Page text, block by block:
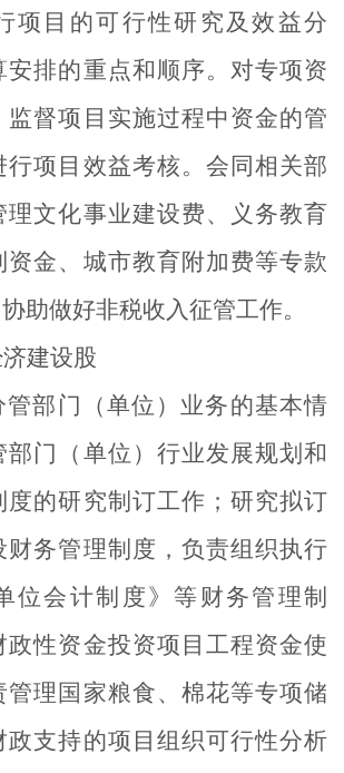
项目的可行性研究及效益分
安排的重点和顺序。对专项资
监督项目实施过程中资金的管
行项目效益考核。会同相关部
理文化事业建设费、义务教育
资金、城市教育附加费等专款
助做好非税收入征管工作。
济建设股
管部门（单位）业务的基本情
部门（单位）行业发展规划和
度的研究制订工作；研究拟订
财务管理制度，负责组织执行
位会计制度》等财务管理制
政性资金投资项目工程资金使
管理国家粮食、棉花等专项储
政支持的项目组织可行性分析